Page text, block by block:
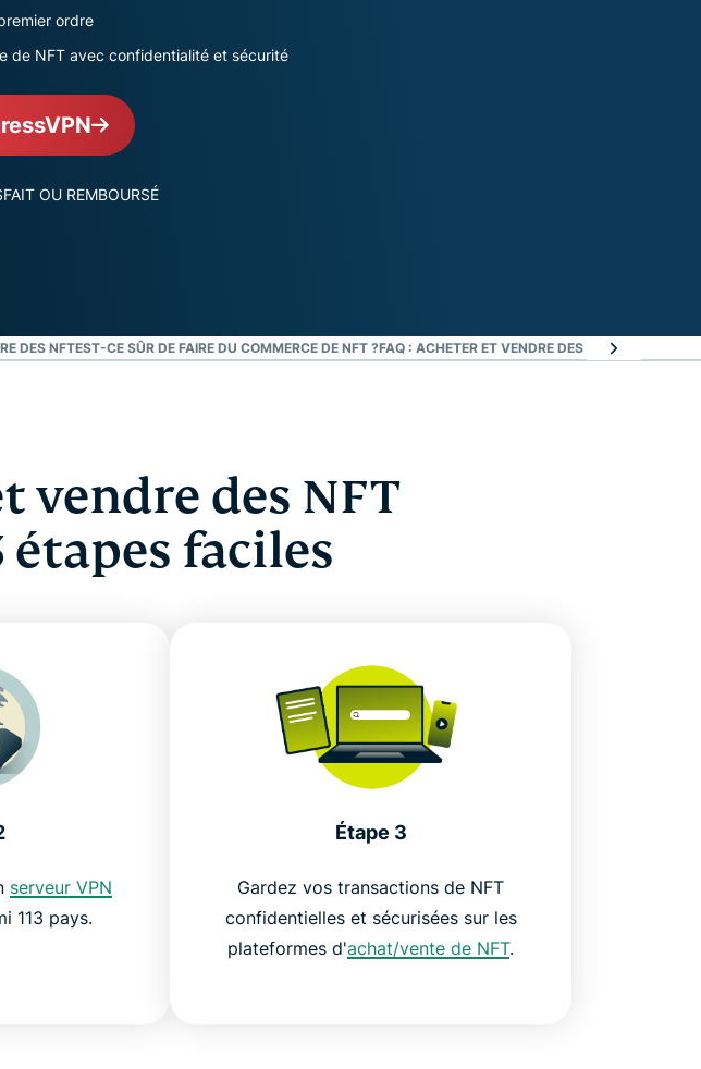
exploiter
du
ordre
de NFT avec confidentialité et sécurité
OU REMBOURSÉ
DES NFTEST-CE SÛR DE FAIRE DU COMMERCE DE NFT ?FAQ : ACHETER ET VENDRE DES NFTACHETEZ ET
vendre des NFT
étapes faciles
serveur VPN
113 pays.
Étape 3
Gardez vos transactions de NFT
confidentielles et sécurisées sur les
plateformes d'achat/vente de NFT.